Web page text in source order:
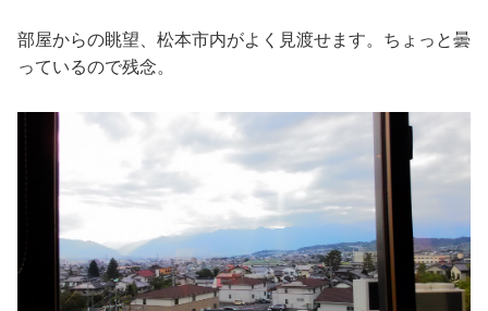
部屋からの眺望、松本市内がよく見渡せます。ちょっと曇
っているので残念。